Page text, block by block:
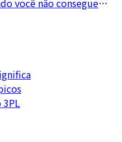
você não consegue
3PL